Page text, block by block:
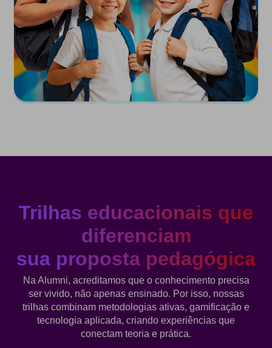
Trilhas educacionais que
diferenciam
sua proposta pedagógica
Na Alumni, acreditamos que o conhecimento precisa
ser vivido, não apenas ensinado. Por isso, nossas
trilhas combinam metodologias ativas, gamificação e
tecnologia aplicada, criando experiências que
conectam teoria e prática.